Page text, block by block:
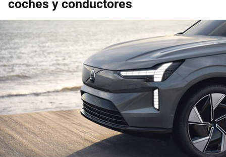
coches y conductores